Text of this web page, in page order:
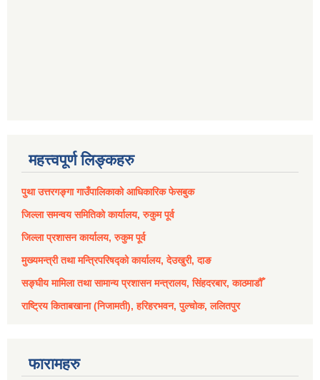
महत्त्वपूर्ण लिङ्कहरु
पुथा उत्तरगङ्गा गाउँपालिकाको आधिकारिक फेसबुक
जिल्ला समन्वय समितिको कार्यालय, रुकुम पूर्व
जिल्ला प्रशासन कार्यालय, रुकुम पूर्व
मुख्यमन्त्री तथा मन्त्रिपरिषद्को कार्यालय, देउखुरी, दाङ
सङ्घीय मामिला तथा सामान्य प्रशासन मन्त्रालय, सिंहदरबार, काठमाडौँ
राष्ट्रिय किताबखाना (निजामती), हरिहरभवन, पुल्चोक, ललितपुर
फारामहरु